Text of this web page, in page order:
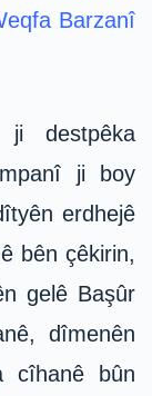
Barzanî
ji destpêka
ji boy
erdhejê
bên çêkirin,
gelê Başûr
dîmenên
cîhanê bûn